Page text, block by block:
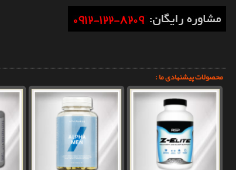
محصولات پیشنهادی ما :